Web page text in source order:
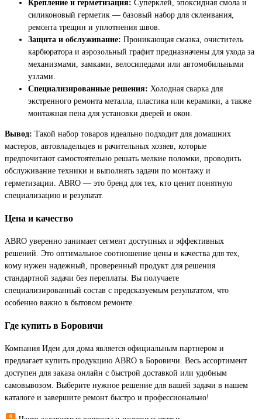
Крепление и герметизация: Суперклей, эпоксидная смола и
силиконовый герметик — базовый набор для склеивания,
ремонта трещин и уплотнения швов.
Защита и обслуживание: Проникающая смазка, очиститель
карбюратора и аэрозольный графит предназначены для ухода за
механизмами, замками, велосипедами или автомобильными
узлами.
Специализированные решения: Холодная сварка для
экстренного ремонта металла, пластика или керамики, а также
монтажная пена для установки дверей и окон.
Вывод: Такой набор товаров идеально подходит для домашних
мастеров, автовладельцев и рачительных хозяев, которые
предпочитают самостоятельно решать мелкие поломки, проводить
обслуживание техники и выполнять задачи по монтажу и
герметизации. ABRO — это бренд для тех, кто ценит понятную
специализацию и результат.
Цена и качество
ABRO уверенно занимает сегмент доступных и эффективных
решений. Это оптимальное соотношение цены и качества для тех,
кому нужен надежный, проверенный продукт для решения
стандартной задачи без переплаты. Вы получаете
специализированный состав с предсказуемым результатом, что
особенно важно в бытовом ремонте.
Где купить в Боровичи
Компания Идеи для дома является официальным партнером и
предлагает купить продукцию ABRO в Боровичи. Весь ассортимент
доступен для заказа онлайн с быстрой доставкой или удобным
самовывозом. Выберите нужное решение для вашей задачи в нашем
каталоге и завершите ремонт быстро и профессионально!